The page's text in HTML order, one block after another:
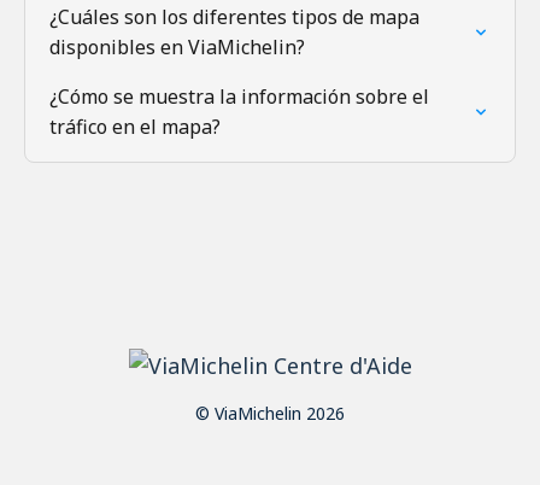
¿Cuáles son los diferentes tipos de mapa
disponibles en ViaMichelin?
¿Cómo se muestra la información sobre el
tráfico en el mapa?
© ViaMichelin 2026